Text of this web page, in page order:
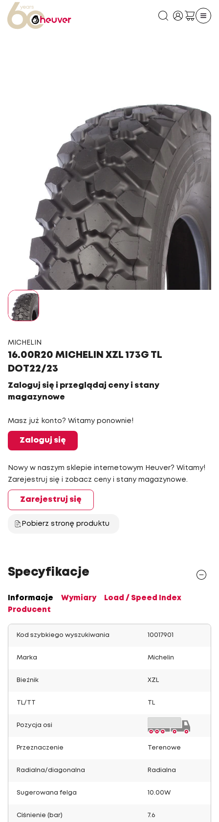
MICHELIN
16.00R20 MICHELIN XZL 173G TL
DOT22/23
Zaloguj się i przeglądaj ceny i stany
magazynowe
Masz już konto? Witamy ponownie!
Zaloguj się
Nowy w naszym sklepie internetowym Heuver? Witamy!
Zarejestruj się i zobacz ceny i stany magazynowe.
Zarejestruj się
Pobierz stronę produktu
Specyfikacje
Informacje Wymiary
Load / Speed Index
Producent
Kod szybkiego wyszukiwania 10017901
Marka Michelin
Bieżnik XZL
TL/TT
Pozycja osi
Przeznaczenie Terenowe
Radialna/diagonalna Radialna
Sugerowana felga 10.00W
Ciśnienie (bar) 7.6